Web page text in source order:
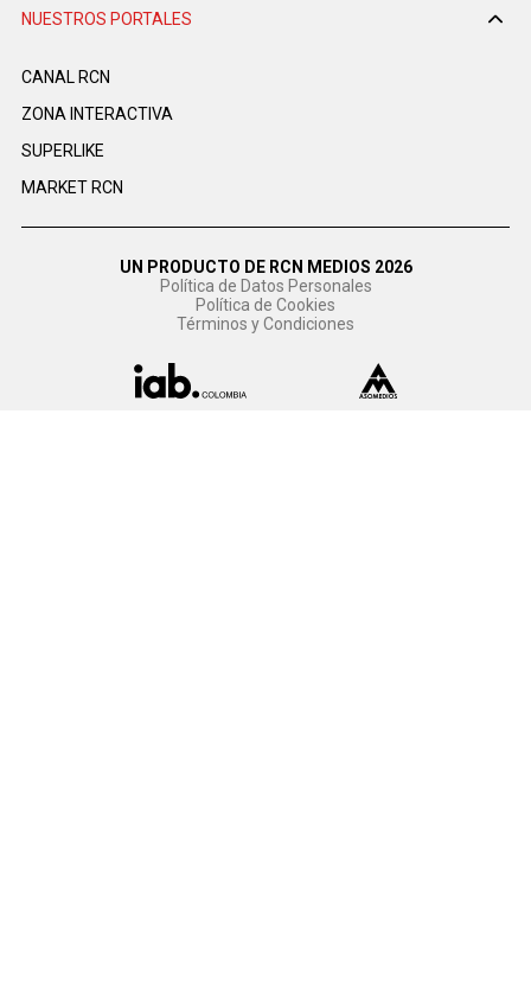
NUESTROS PORTALES
CANAL RCN
ZONA INTERACTIVA
SUPERLIKE
MARKET RCN
UN PRODUCTO DE RCN MEDIOS 2026
Política de Datos Personales
Política de Cookies
Términos y Condiciones